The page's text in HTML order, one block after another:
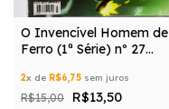
O Invencível Homem de
Ferro (1ª Série) nº 27
2x de R$6,75 sem juros
R$15,00 R$13,50